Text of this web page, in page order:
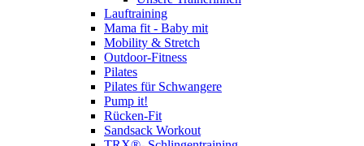
Lauftraining
Mama fit - Baby mit
Mobility & Stretch
Outdoor-Fitness
Pilates
Pilates für Schwangere
Pump it!
Rücken-Fit
Sandsack Workout